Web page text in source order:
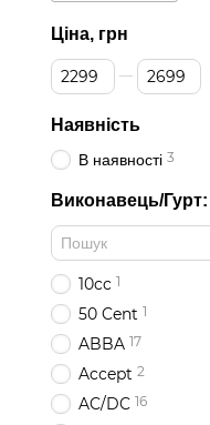
Ціна, грн
Від Ціна, грн
До Ціна, грн
Наявність
В наявності 3
Виконавець/Гурт:
10cc 1
50 Cent 1
ABBA 17
Accept 2
AC/DC 16